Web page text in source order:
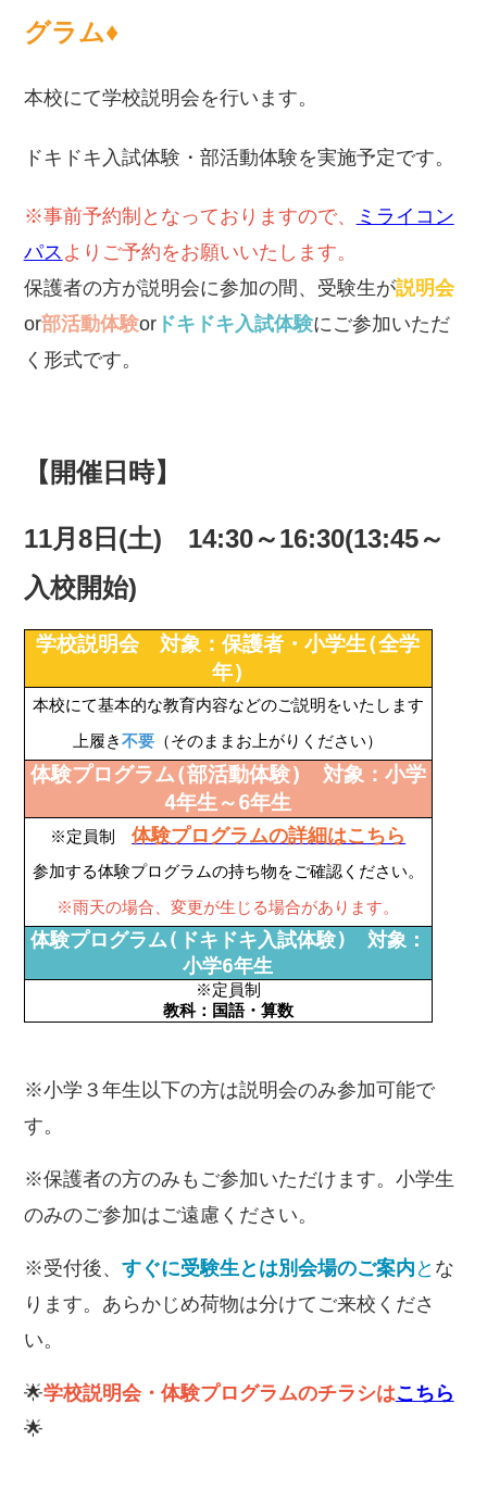
グラム♦
本校にて学校説明会を行います。
ドキドキ入試体験・部活動体験を実施予定です。
※事前予約制となっておりますので、
ミライコン
パス よりご予約をお願いいたします。
保護者の方が説明会に参加の間、受験生が説明会
or部活動体験orドキドキ入試体験にご参加いただ
く形式です。
【開催日時】
11月8日(土)　14:30～16:30(13:45～
入校開始)
学校説明会 対象：保護者・小学生(全学
年)
本校にて基本的な教育内容などのご説明をいたします
上履き不要 （そのままお上がりください）
体験プログラム(部活動体験) 対象：小学
4年生～6年生
※定員制体験プログラムの詳細はこちら
参加する体験プログラムの持ち物をご確認ください。
※雨天の場合、変更が生じる場合があります。
体験プログラム(ドキドキ入試体験) 対象：
小学6年生
※定員制
教科：国語・算数
※小学３年生以下の方は説明会のみ参加可能で
す。
※保護者の方のみもご参加いただけます。小学生
のみのご参加はご遠慮ください。
※受付後、 すぐに受験生とは別会場のご案内 と な
ります。あらかじめ荷物は分けてご来校くださ
い。
🌟学校説明会・体験プログラムのチラシはこちら
🌟